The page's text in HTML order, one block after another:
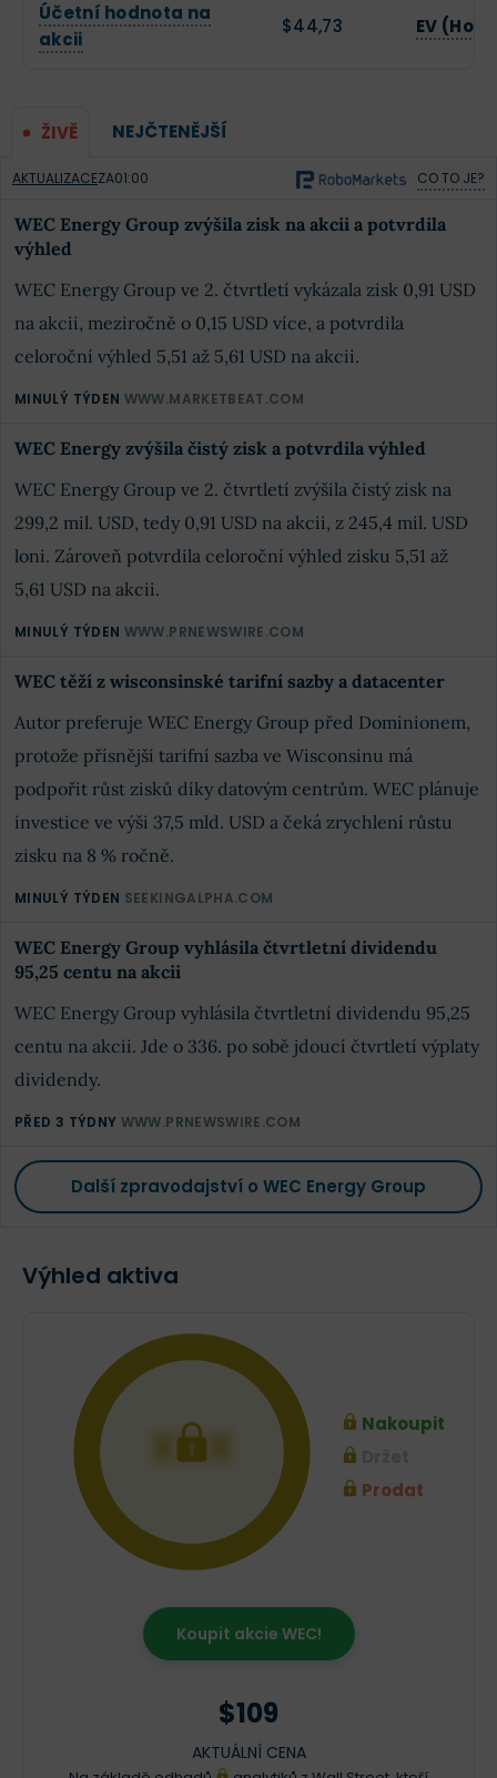
Účetní hodnota na
akcii
$44,73 EV
ŽIVĚ NEJČTENĚJŠÍ
AKTUALIZACEZA01:00 CO TO JE?
WEC Energy Group zvýšila zisk na akcii a potvrdila
výhled
WEC Energy Group ve 2. čtvrtletí vykázala zisk 0,91 USD
na akcii, meziročně o 0,15 USD více, a potvrdila
celoroční výhled 5,51 až 5,61 USD na akcii.
MINULÝ TÝDEN WWW.MARKETBEAT.COM
WEC Energy zvýšila čistý zisk a potvrdila výhled
WEC Energy Group ve 2. čtvrtletí zvýšila čistý zisk na
299,2 mil. USD, tedy 0,91 USD na akcii, z 245,4 mil. USD
loni. Zároveň potvrdila celoroční výhled zisku 5,51 až
5,61 USD na akcii.
MINULÝ TÝDEN WWW.PRNEWSWIRE.COM
WEC těží z wisconsinské tarifní sazby a datacenter
Autor preferuje WEC Energy Group před Dominionem,
protože přísnější tarifní sazba ve Wisconsinu má
podpořit růst zisků díky datovým centrům. WEC plánuje
investice ve výši 37,5 mld. USD a čeká zrychlení růstu
zisku na 8 % ročně.
MINULÝ TÝDEN SEEKINGALPHA.COM
WEC Energy Group vyhlásila čtvrtletní dividendu
95,25 centu na akcii
WEC Energy Group vyhlásila čtvrtletní dividendu 95,25
centu na akcii. Jde o 336. po sobě jdoucí čtvrtletí výplaty
dividendy.
PŘED 3 TÝDNY WWW.PRNEWSWIRE.COM
Další zpravodajství o WEC Energy Group
Výhled aktiva
XXX
Nakoupit
Prodat
Koupit akcie WEC!
$109
AKTUÁLNÍ CENA